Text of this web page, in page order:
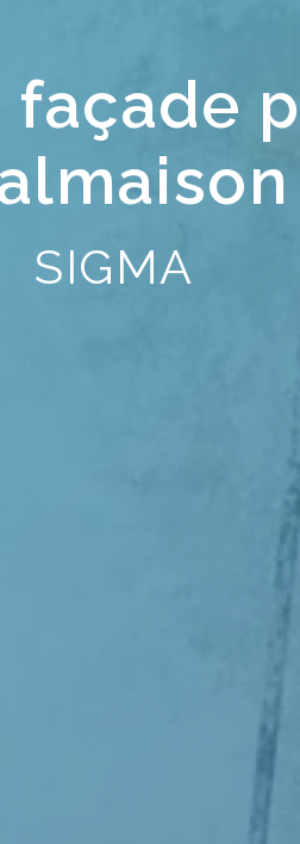
SIGMA